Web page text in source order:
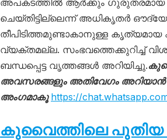
ചെയ്തിട്ടില്ലെന്ന് അധികൃതർ
തീപിടിത്തമുണ്ടാകാനുള്ള
വ്യക്തമല്ല. സംഭവത്തെക്കുറിച്ച്
ബന്ധപ്പെട്ട വൃത്തങ്ങൾ അറിയിച്ചു.
അവസരങ്ങളും അതിവേഗം അറിയാൻ
അംഗമാകൂ https://
കുവൈത്തിലെ